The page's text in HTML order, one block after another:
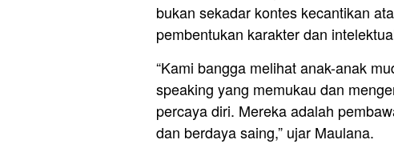
bukan sekadar kontes kecantikan
pembentukan karakter dan
“Kami bangga melihat anak-anak
speaking yang memukau dan
percaya diri. Mereka adalah
dan berdaya saing,” ujar Maulana.